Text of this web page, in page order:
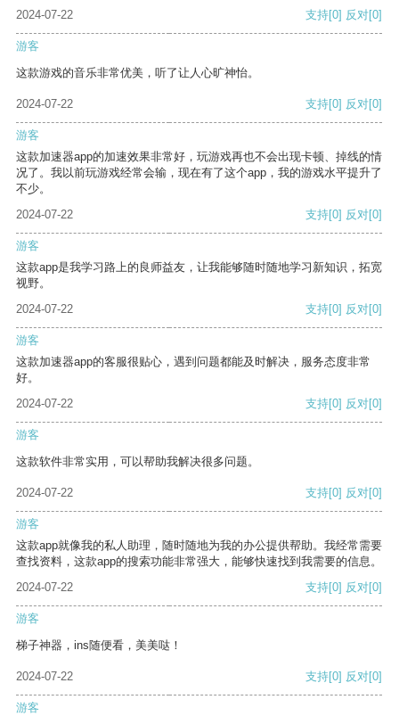
2024-07-22 支持[0] 反对[0]
游客
这款游戏的音乐非常优美，听了让人心旷神怡。
2024-07-22 支持[0] 反对[0]
游客
这款加速器app的加速效果非常好，玩游戏再也不会出现卡顿、掉线的情
况了。我以前玩游戏经常会输，现在有了这个app，我的游戏水平提升了
不少。
2024-07-22
支持[0] 反对[0]
游客
这款app是我学习路上的良师益友，让我能够随时随地学习新知识，拓宽
视野。
2024-07-22
支持[0] 反对[0]
游客
这款加速器app的客服很贴心，遇到问题都能及时解决，服务态度非常
好。
2024-07-22
支持[0] 反对[0]
游客
这款软件非常实用，可以帮助我解决很多问题。
2024-07-22 支持[0] 反对[0]
游客
这款app就像我的私人助理，随时随地为我的办公提供帮助。我经常需要
查找资料，这款app的搜索功能非常强大，能够快速找到我需要的信息。
2024-07-22
支持[0] 反对[0]
游客
梯子神器，ins随便看，美美哒！
2024-07-22 支持[0] 反对[0]
游客